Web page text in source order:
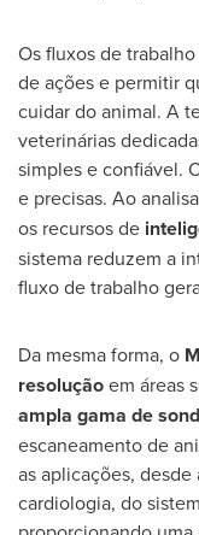
Os fluxos de
de ações e permitir
cuidar do animal. A
veterinárias
simples e confiável.
e precisas. Ao
os recursos de
sistema reduzem a
fluxo de trabalho
Da mesma forma, o
resoluçãoem áreas
ampla gama de
escaneamento de
as aplicações,
cardiologia, do